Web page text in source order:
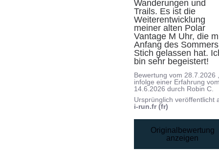
Wanderungen und
Trails. Es ist die
Weiterentwicklung
meiner alten Polar
Vantage M Uhr, die
Anfang des
Stich gelassen hat.
bin sehr begeistert!
Bewertung vom 28.7.2026
infolge einer Erfahrung
14.6.2026 durch Robin C.
Ursprünglich veröffentlicht
i-run.fr (fr)
Originalbewertung
anzeigen